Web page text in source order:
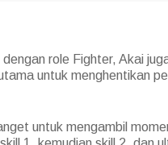
role Fighter, Akai
untuk menghentikan
untuk mengambil